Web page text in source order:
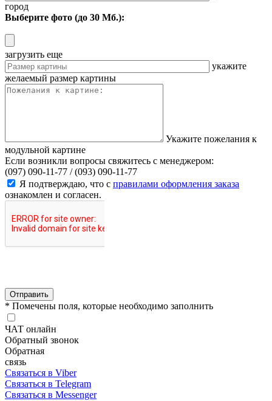
город
Выберите фото (до 30 Мб.):
загрузить еще
укажите
желаемый размер картины
Укажите пожелания к
модульной картине
Если возникли вопросы свяжитесь с менеджером:
(097) 090-11-77 /(093) 090-11-77
Я подтверждаю, что с правилами оформления заказа
ознакомлен и согласен.
Отправить
* Помечены поля, которые необходимо заполнить
ЧАТ онлайн
Обратный звонок
Обратная
связь
Связаться в Viber
Связаться в Telegram
Связаться в Messenger